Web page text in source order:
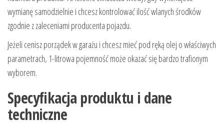
wymianę samodzielnie i chcesz kontrolować ilość wlanych środków
zgodnie z zaleceniami producenta pojazdu.
Jeżeli cenisz porządek w garażu i chcesz mieć pod ręką olej o właściwych
parametrach, 1-litrowa pojemność może okazać się bardzo trafionym
wyborem.
Specyfikacja produktu i dane
techniczne